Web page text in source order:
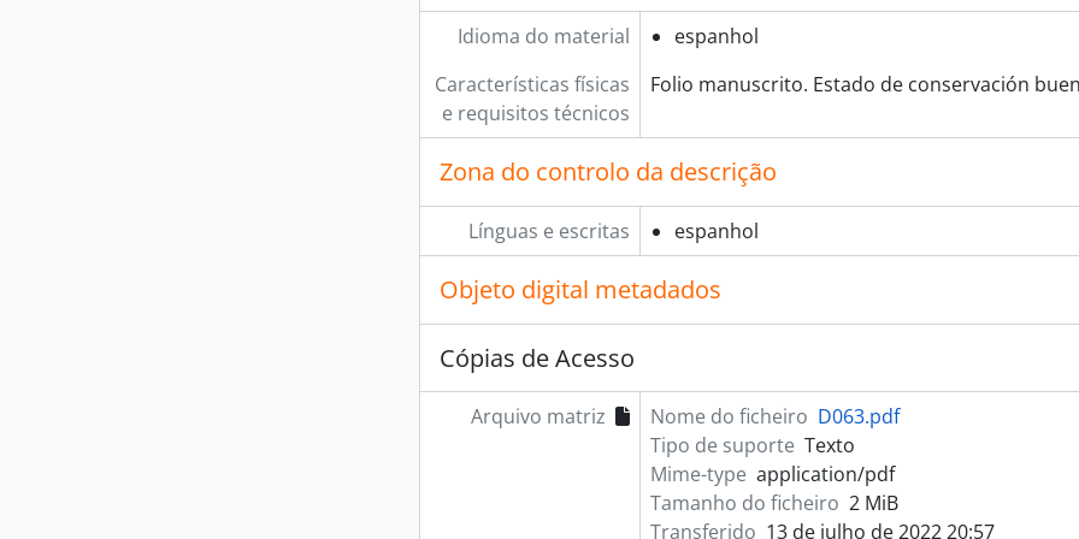
Idioma do material
espanhol
Características físicas
e requisitos técnicos
Folio manuscrito. Estado de conservación
Zona do controlo da descrição
Línguas e escritas espanhol
Objeto digital metadados
Cópias de Acesso
Arquivo matriz Nome do ficheiro D063.pdf
Tipo de suporte Texto
Mime-type application/pdf
Tamanho do ficheiro 2 MiB
Transferido 13 de julho de 2022 20:57